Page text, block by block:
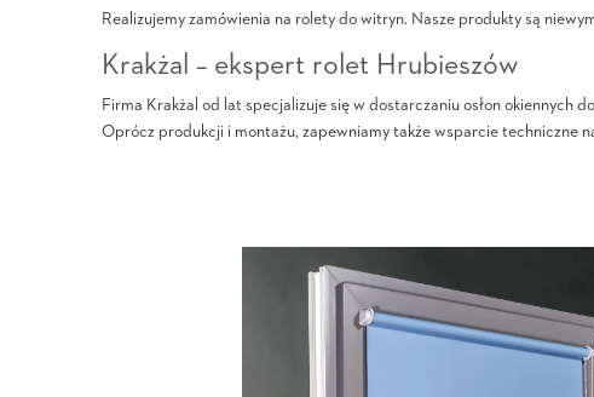
Realizujemy zamówienia na rolety do witryn. Nasze produkty są
Krakżal – ekspert rolet Hrubieszów
Firma Krakżal od lat specjalizuje się w dostarczaniu osłon okiennych
Oprócz produkcji i montażu, zapewniamy także wsparcie techniczne